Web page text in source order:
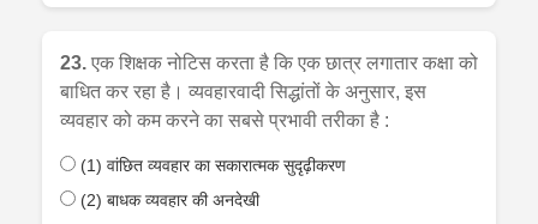
23. एक शिक्षक नोटिस करता है कि एक छात्र लगातार कक्षा को
बाधित कर रहा है। व्यवहारवादी सिद्धांतों के अनुसार, इस
व्यवहार को कम करने का सबसे प्रभावी तरीका है :
(1) वांछित व्यवहार का सकारात्मक सुदृढ़ीकरण
(2) बाधक व्यवहार की अनदेखी